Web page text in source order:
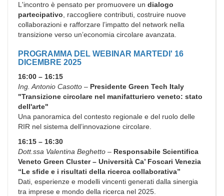
L'incontro è pensato per promuovere un dialogo
partecipativo , raccogliere contributi, costruire nuove
collaborazioni e rafforzare l’impatto del network nella
transizione verso un’economia circolare avanzata.
PROGRAMMA DEL WEBINAR MARTEDI' 16
DICEMBRE 2025
16:00 – 16:15
Ing. Antonio Casotto – Presidente Green Tech Italy
"Transizione circolare nel manifatturiero veneto: stato
dell'arte"
Una panoramica del contesto regionale e del ruolo delle
RIR nel sistema dell’innovazione circolare.
16:15 – 16:30
Dott.ssa Valentina Beghetto – Responsabile Scientifica
Veneto Green Cluster – Università Ca’ Foscari Venezia
“Le sfide e i risultati della ricerca collaborativa”
Dati, esperienze e modelli vincenti generati dalla sinergia
tra imprese e mondo della ricerca nel 2025.